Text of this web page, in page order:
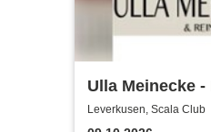
Ulla Meinecke -
Zeiten Tour
Leverkusen, Scala Club